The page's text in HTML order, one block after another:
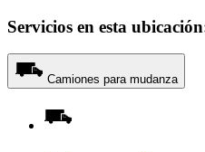
Servicios en esta
Camiones para mudanza